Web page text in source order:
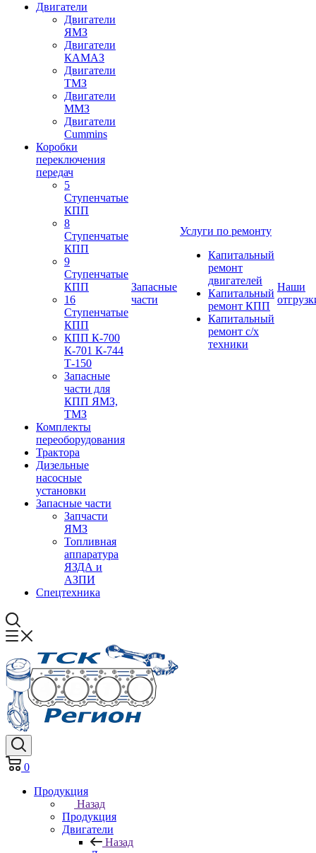
Двигатели
Двигатели
ЯМЗ
Двигатели
КАМАЗ
Двигатели
ТМЗ
Двигатели
ММЗ
Двигатели
Cummins
Коробки
переключения
передач
5
Ступенчатые
КПП
8
Ступенчатые
КПП
9
Ступенчатые
КПП
16
Ступенчатые
КПП
КПП К-700
К-701 К-744
Т-150
Запасные
части для
КПП ЯМЗ,
ТМЗ
Комплекты
переоборудования
Трактора
Дизельные
насосные
установки
Запасные части
Запчасти
ЯМЗ
Топливная
аппаратура
ЯЗДА и
АЗПИ
Спецтехника
Запасные
части
Услуги по ремонту
Капитальный
ремонт
двигателей
Капитальный
ремонт КПП
Капитальный
ремонт с/х
техники
Наши
0
Продукция
Назад
Продукция
Двигатели
Назад